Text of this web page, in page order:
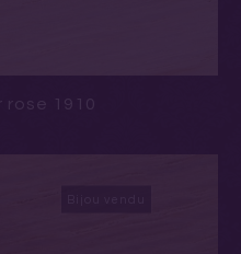
rose 1910